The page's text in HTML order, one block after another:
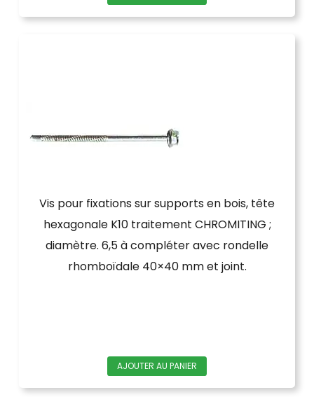
Vis pour fixations sur supports en bois, tête
hexagonale K10 traitement CHROMITING ;
diamètre. 6,5 à compléter avec rondelle
rhomboïdale 40×40 mm et joint.
AJOUTER AU PANIER